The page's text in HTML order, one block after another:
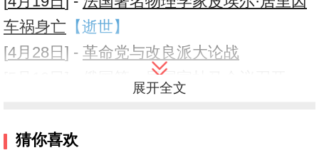
车祸身亡 【逝世】
[4月28日] - 革命党与改良派大论战
俄国第一届国家杜马会议召开
世】
[
展开全文
猜你喜欢